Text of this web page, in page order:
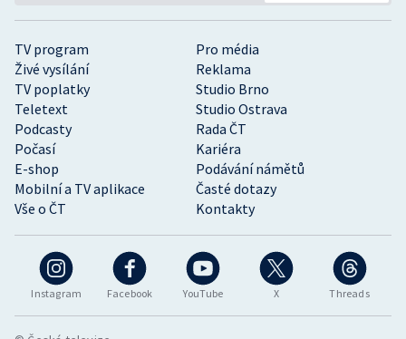
Instagram Facebook YouTube X Threads
TV program
Pro média
Živé vysílání
Reklama
TV poplatky
Studio Brno
Teletext
Studio Ostrava
Podcasty
Rada ČT
Počasí
Kariéra
E-shop
Podávání námětů
Mobilní a TV aplikace
Časté dotazy
Vše o ČT
Kontakty